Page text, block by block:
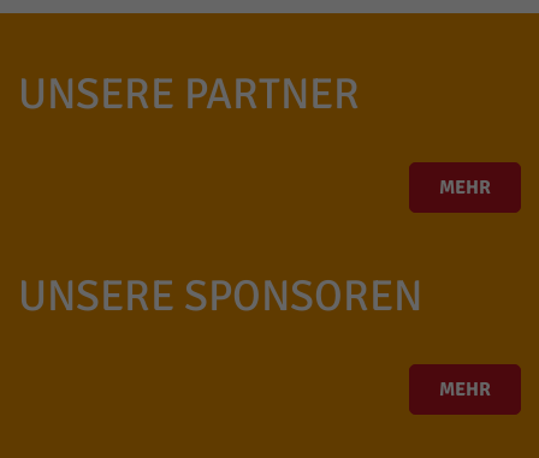
UNSERE PARTNER
MEHR
UNSERE SPONSOREN
MEHR